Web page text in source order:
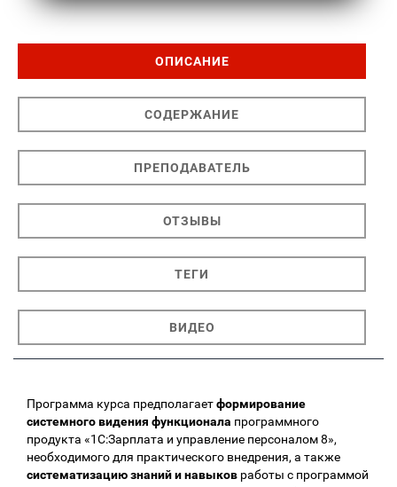
ОПИСАНИЕ
СОДЕРЖАНИЕ
ПРЕПОДАВАТЕЛЬ
ОТЗЫВЫ
ТЕГИ
ВИДЕО
Программа курса предполагаетформирование
системного видения функционала программного
продукта «1С:Зарплата и управление персоналом 8»,
необходимого для практического внедрения, а также
систематизацию знаний и навыков работы с программой